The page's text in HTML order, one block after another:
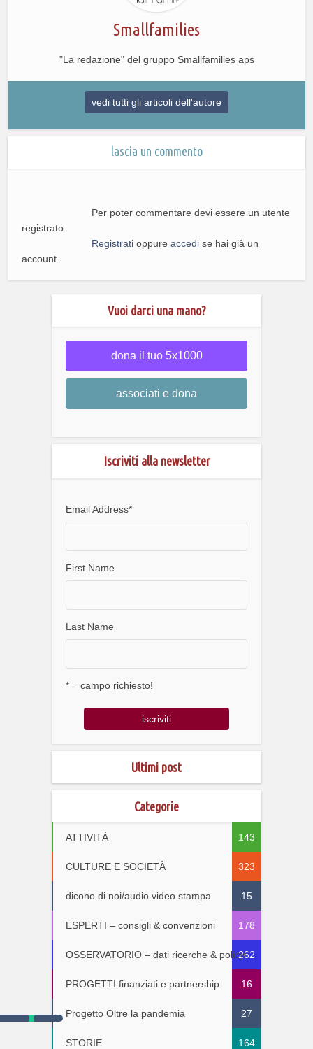
Smallfamilies
"La redazione" del gruppo Smallfamilies aps
vedi tutti gli articoli dell'autore
lascia un commento
Per poter commentare devi essere un utente
registrato.
Registrati oppureaccedi se hai già un
account.
Vuoi darci una mano?
dona il tuo 5x1000
associati e dona
Iscriviti alla newsletter
Email Address*
First Name
Last Name
* = campo richiesto!
Ultimi post
Categorie
ATTIVITÀ 143
CULTURE E SOCIETÀ 323
dicono di noi/audio video stampa 15
ESPERTI – consigli & convenzioni 178
OSSERVATORIO – dati ricerche & policy262
PROGETTI finanziati e partnership 16
Progetto Oltre la pandemia 27
STORIE 164